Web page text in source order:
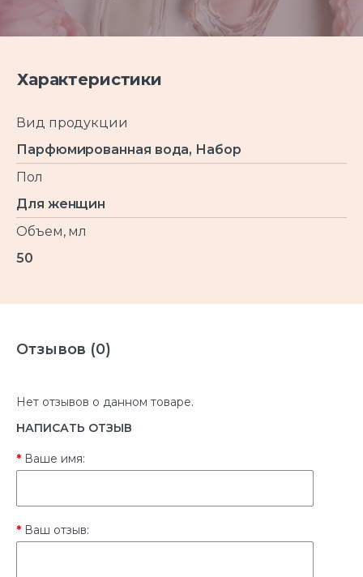
Характеристики
Вид продукции
Парфюмированная вода, Набор
Пол
Для женщин
Объем, мл
50
Отзывов (0)
Нет отзывов о данном товаре.
НАПИСАТЬ ОТЗЫВ
Ваше имя:
Ваш отзыв: